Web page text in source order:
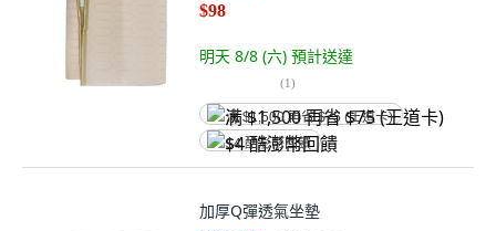
$98
明天 8/8 (六) 預計送達
(1)
满 $1,500 再省 $75 (王道卡)
$4 酷澎幣回饋
加厚Q彈透氣坐墊